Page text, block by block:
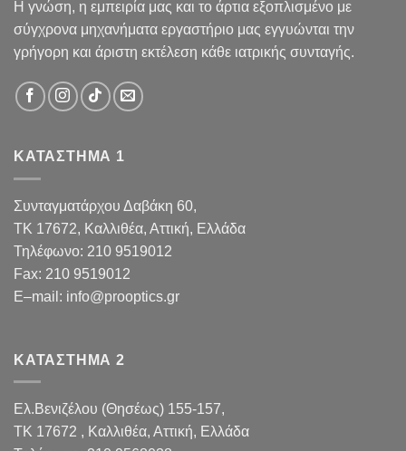
Η γνώση, η εμπειρία μας και το άρτια εξοπλισμένο με
σύγχρονα μηχανήματα εργαστήριο μας εγγυώνται την
γρήγορη και άριστη εκτέλεση κάθε ιατρικής συνταγής.
ΚΑΤΑΣΤΗΜΑ 1
Συνταγματάρχου Δαβάκη 60,
TK 17672, Καλλιθέα, Αττική, Ελλάδα
Τηλέφωνο: 210 9519012
Fax: 210 9519012
E–mail : info@prooptics.gr
ΚΑΤΑΣΤΗΜΑ 2
Ελ.Βενιζέλου (Θησέως) 155-157,
TK 17672 , Καλλιθέα, Αττική, Ελλάδα